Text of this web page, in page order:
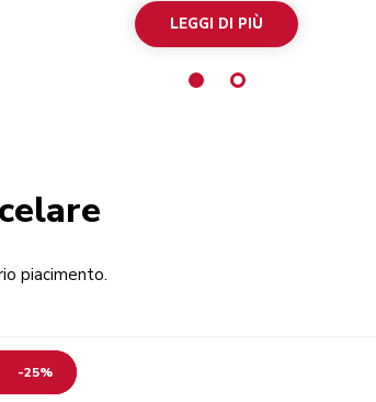
LEGGI DI PIÙ
piacimento.
-25%